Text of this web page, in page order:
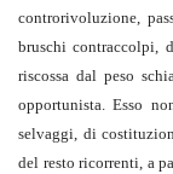
controrivoluzione,
bruschi contraccolpi,
riscossa dal peso
opportunista. Esso
selvaggi, di
del resto ricorrenti, a